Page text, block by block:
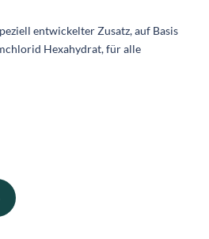
entwickelter Zusatz, auf Basis
Hexahydrat, für alle